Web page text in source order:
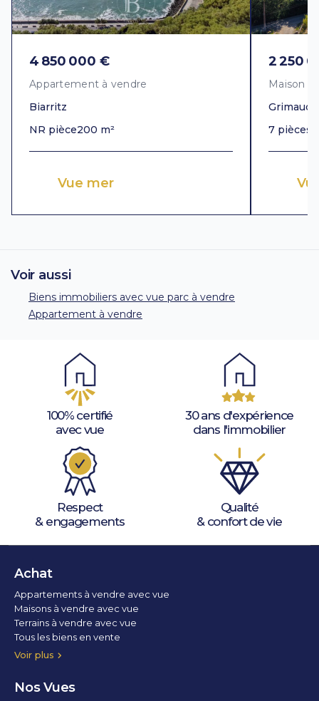
4 850 000 €
Appartement à vendre
Biarritz
NR pièce200 m²
Vue mer
2 250
Maison à
Grimaud
7 pièces
Voir aussi
Biens immobiliers avec vue parc à vendre
Appartement à vendre
100% certifié
avec vue
30 ans d'expérience
dans l'immobilier
Respect
& engagements
Qualité
& confort de vie
Achat
Voir plus
Appartements à vendre avec vue
Maisons à vendre avec vue
Terrains à vendre avec vue
Tous les biens en vente
Nos Vues